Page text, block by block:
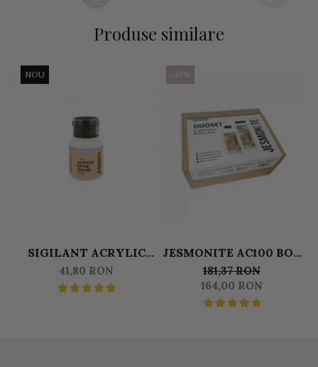
Produse similare
NOU
SIGILANT ACRYLIC
SEALER SATIN (FINISAJ
MAT) JESMONITE
41,80 RON
-10%
JESMONITE AC100 BOX
DUOSET 0,500 L LICHID
& 1250 KG BAZA
181,37 RON
164,00 RON